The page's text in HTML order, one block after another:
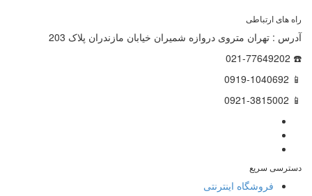
راه های ارتباطی
آدرس : تهران متروی دروازه شمیران خیابان مازندران پلاک 203
☎️ 021-77649202
📱 0919-1040692
📱 0921-3815002
دسترسی سریع
فروشگاه اینترنتی